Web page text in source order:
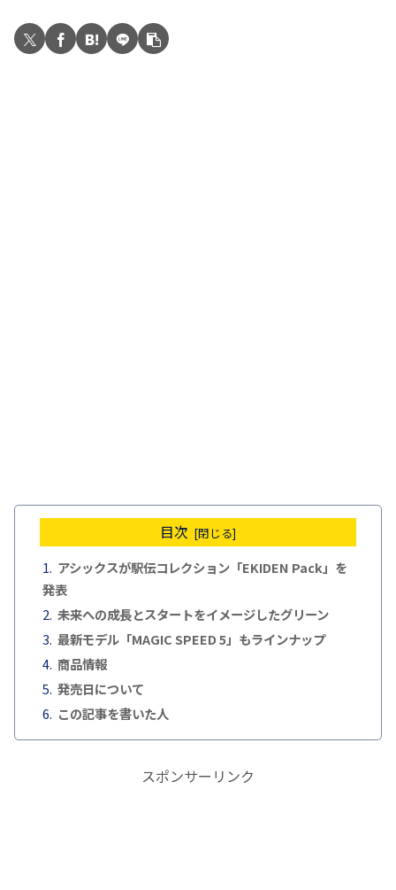
目次
アシックスが駅伝コレクション「EKIDEN Pack」を
発表
未来への成長とスタートをイメージしたグリーン
最新モデル「MAGIC SPEED 5」もラインナップ
商品情報
発売日について
この記事を書いた人
スポンサーリンク